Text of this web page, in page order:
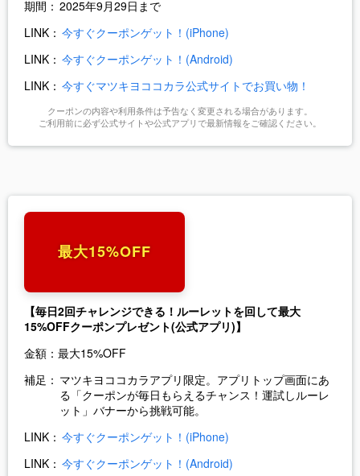
期間： 2025年9月29日まで
LINK： 今すぐクーポンゲット！(iPhone)
LINK： 今すぐクーポンゲット！(Android)
LINK： 今すぐマツキヨココカラ公式サイトでお買い物！
クーポンの内容や利用条件は予告なく変更される場合があります。
ご利用前に必ず公式サイトや公式アプリで最新情報をご確認ください。
最大15%OFF
【毎日2回チャレンジできる！ルーレットを回して最大
15%OFFクーポンプレゼント(公式アプリ)】
金額： 最大15%OFF
補足： マツキヨココカラアプリ限定。アプリトップ画面にあ
る「クーポンが毎日もらえるチャンス！運試しルーレ
ット」バナーから挑戦可能。
LINK： 今すぐクーポンゲット！(iPhone)
LINK： 今すぐクーポンゲット！(Android)